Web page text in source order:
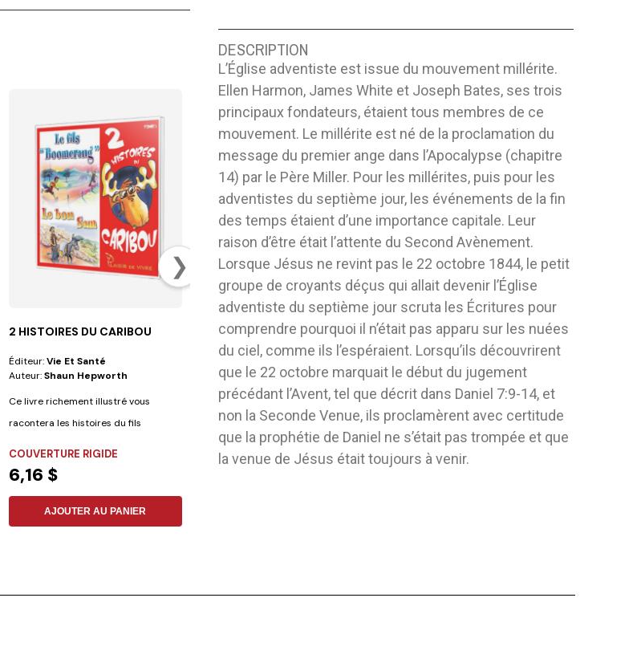
❯
2 HISTOIRES DU CARIBOU
Éditeur:Vie Et Santé
Auteur:Shaun Hepworth
Ce livre richement illustré vous
racontera les histoires du fils
COUVERTURE RIGIDE
6,16 $
AJOUTER AU PANIER
TROUVE-MOI SI TU PEUX ! —
LES MIRACLES DE JÉSUS
Safeliz
Auteur:José David Pallas Lista
Aimez-vous les défis ? Alors ce livre
est fait pour vous ! En plus de vous...
FLEXIBLE
JEAN NUSSBAUM, PIONNIER DE
LIBERTÉ RELIG
Vie Et Santé
Auteur:Gertrude Loewen
FLEXIBLE
5,71 $
DESCRIPTION
L’Église adventiste est issue du mouvement millérite.
Ellen Harmon, James White et Joseph Bates, ses trois
principaux fondateurs, étaient tous membres de ce
mouvement. Le millérite est né de la proclamation du
message du premier ange dans l’Apocalypse (chapitre
14) par le Père Miller. Pour les millérites, puis pour les
adventistes du septième jour, les événements de la fin
des temps étaient d’une importance capitale. Leur
raison d’être était l’attente du Second Avènement.
Lorsque Jésus ne revint pas le 22 octobre 1844, le petit
groupe de croyants déçus qui allait devenir l’Église
adventiste du septième jour scruta les Écritures pour
comprendre pourquoi il n’était pas apparu sur les nuées
du ciel, comme ils l’espéraient. Lorsqu’ils découvrirent
que le 22 octobre marquait le début du jugement
précédant l’Avent, tel que décrit dans Daniel 7:9-14, et
non la Seconde Venue, ils proclamèrent avec certitude
que la prophétie de Daniel ne s’était pas trompée et que
la venue de Jésus était toujours à venir.